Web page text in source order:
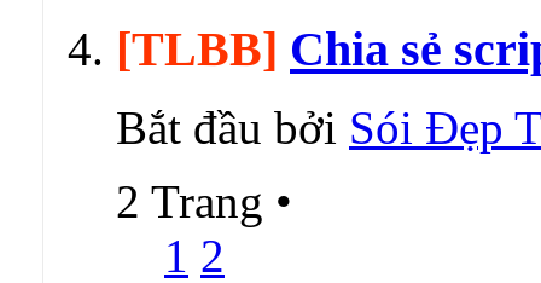
[TLBB] Chia sẻ
Bắt đầu bởi Sói Đẹp
2 Trang •
1 2